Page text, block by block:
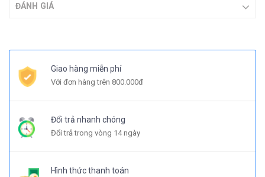
ĐÁNH GIÁ
Giao hàng miễn phí
Với đơn hàng trên 800.000đ
Đổi trả nhanh chóng
Đổi trả trong vòng 14 ngày
Hình thức thanh toán